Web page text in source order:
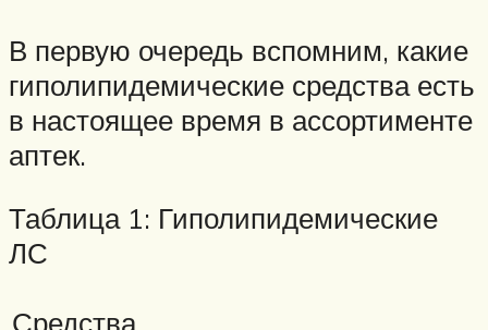
В первую очередь вспомним, какие
гиполипидемические средства есть
в настоящее время в ассортименте
аптек.
Таблица 1: Гиполипидемические
ЛС
Средства,